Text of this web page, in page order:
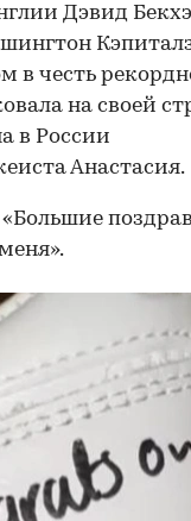
Дэвид
в честь
на своей
в России
Анастасия.